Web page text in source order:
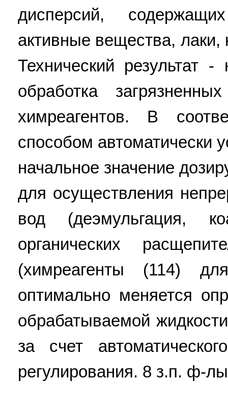
дисперсий,
активные вещества,
Технический результат
обработка
химреагентов. В
способом автоматически
начальное значение
для осуществления
вод (деэмульгация,
органических
(химреагенты (114)
оптимально меняется
обрабатываемой
за счет
регулирования. 8 з.п. ф-